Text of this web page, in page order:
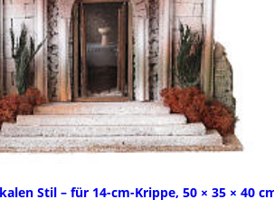
Stil – für 14-cm-Krippe, 50 × 35 × 40